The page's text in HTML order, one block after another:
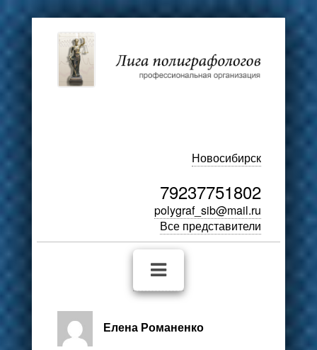
Новосибирск
79237751802
polygraf_sib@mail.ru
Все представители
Елена Романенко